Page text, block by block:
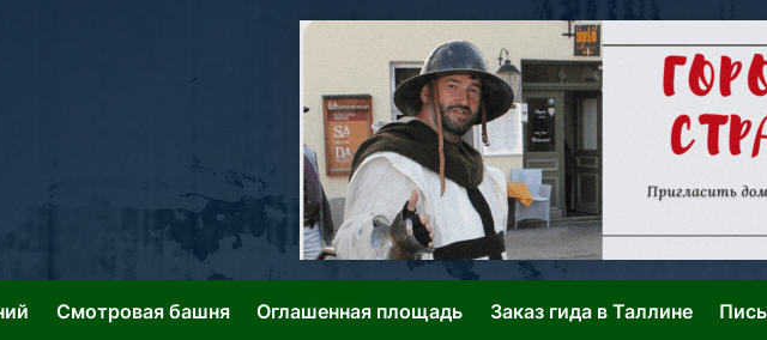
Таллин: Переулки Городских Легенд
Смотровая башня Оглашенная площадь Заказ гида в Таллине